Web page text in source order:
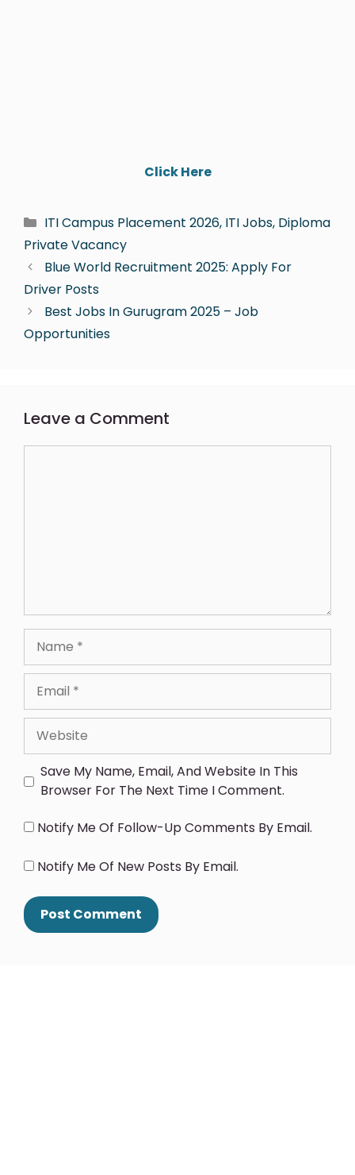
Click Here
ITI Campus Placement 2026, ITI Jobs, Diploma
Private Vacancy
Blue World Recruitment 2025: Apply For
Driver Posts
Best Jobs In Gurugram 2025 – Job
Opportunities
Leave a Comment
Save My Name, Email, And Website In This
Browser For The Next Time I Comment.
Notify Me Of Follow-Up Comments By Email.
Notify Me Of New Posts By Email.